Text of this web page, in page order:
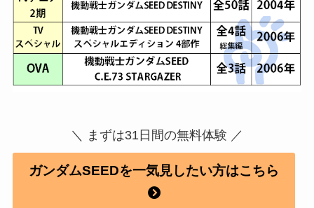
＼ まずは31日間の無料体験 ／
ガンダムSEEDを一気見したい方はこちら